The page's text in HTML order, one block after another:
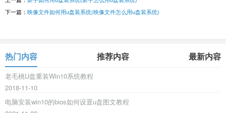
下一篇： 映像文件如何用u盘装系统(映像文件怎么用u盘装系统)
热门内容 推荐内容 最新内容
老毛桃U盘重装Win10系统教程
2018-11-10
电脑安装win10的bios如何设置u盘图文教程